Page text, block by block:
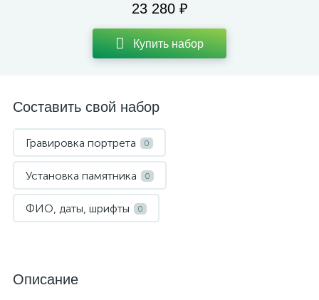
23 280 ₽
Купить набор
Составить свой набор
Гравировка портрета 0
Установка памятника 0
ФИО, даты, шрифты 0
Описание